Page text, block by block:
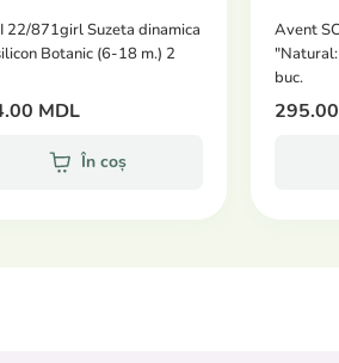
22/871girl Suzeta dinamica
Botanic (6-18 m.) 2
MDL
În coș
Avent
buc.